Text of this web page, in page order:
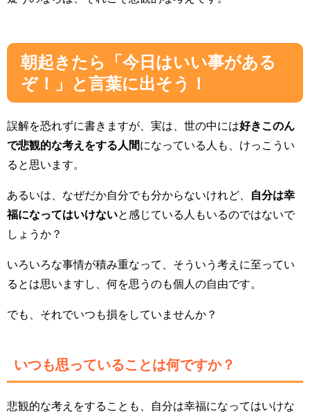
朝起きたら「今日はいい事がある
ぞ！」と言葉に出そう！
誤解を恐れずに書きますが、実は、世の中には好きこのん
で悲観的な考えをする人間になっている人も、けっこうい
ると思います。
あるいは、なぜだか自分でも分からないけれど、
自分は幸
福になってはいけないと感じている人もいるのではないで
しょうか？
いろいろな事情が積み重なって、そういう考えに至ってい
るとは思いますし、何を思うのも個人の自由です。
でも、それでいつも損をしていませんか？
いつも思っていることは何ですか？
悲観的な考えをすることも、自分は幸福になってはいけな